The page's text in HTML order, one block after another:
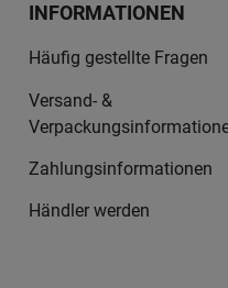
INFORMATIONEN
Häufig gestellte Fragen
Versand- &
Zahlungsinformationen
Händler werden